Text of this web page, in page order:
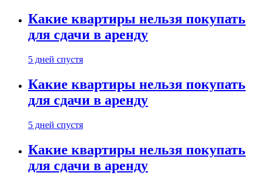
Какие квартиры нельзя покупать
для сдачи в аренду
5 дней спустя
Какие квартиры нельзя покупать
для сдачи в аренду
5 дней спустя
Какие квартиры нельзя покупать
для сдачи в аренду